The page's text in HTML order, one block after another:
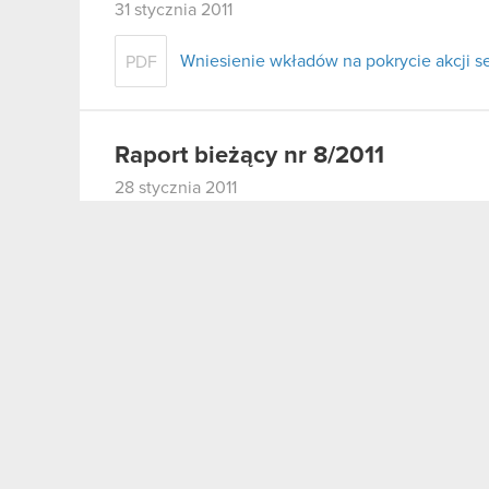
31 stycznia 2011
PDF Wniesienie wkładów na pokrycie akcji
Raport bieżący nr 8/2011
28 stycznia 2011